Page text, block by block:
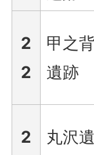
2
2
甲之
遺跡
2
丸沢遺